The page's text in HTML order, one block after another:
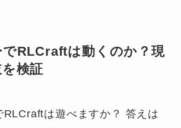
でRLCraftは動くのか？現
検証
RLCraftは遊べますか？ 答えは